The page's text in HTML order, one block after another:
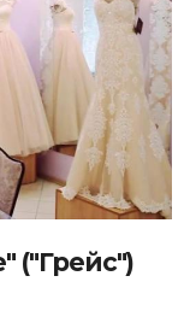
("Грейс")